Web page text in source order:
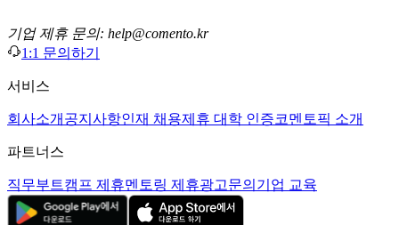
기업 제휴 문의: help@comento.kr
1:1 문의하기
서비스
회사소개 공지사항인재 채용제휴 대학 인증코멘토픽 소개
파트너스
직무부트캠프 제휴멘토링 제휴광고문의 기업 교육